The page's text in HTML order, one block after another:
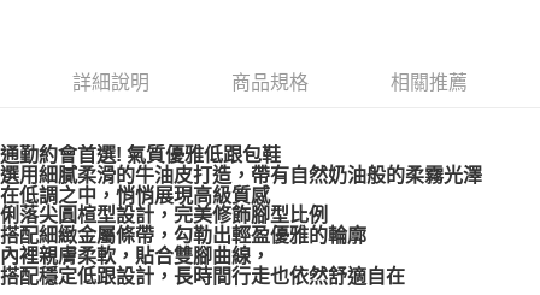
便利好安心！
１．簡單：不需註冊會員、不需綁卡、不需儲值。
【「AFTEE先享後付」結帳流程】
１．於結帳方式選擇「AFTEE先享後付」後，將跳轉至「AFTEE先享後付」
結帳頁面，進行簡訊認證並確認金額後，即可完成結帳。
２．訂單成立數日內，您將收到繳費通知簡訊。
３．收到繳費通知簡訊後14天內，點擊此簡訊中的連結，可透過四大超商／
ATM／網路銀行／等多元方式進行付款，方視為交易完成。
宅配通
每筆NT$100，滿NT$999(含以上)免運費
詳細說明 商品規格 相關推薦
通勤約會首選! 氣質優雅低跟包鞋
選用細膩柔滑的牛油皮打造，帶有自然奶油般的柔霧光澤
在低調之中，悄悄展現高級質感
俐落尖圓楦型設計，完美修飾腳型比例
搭配細緻金屬條帶，勾勒出輕盈優雅的輪廓
內裡親膚柔軟，貼合雙腳曲線，
搭配穩定低跟設計，長時間行走也依然舒適自在